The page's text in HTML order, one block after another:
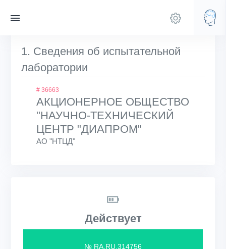
1. Сведения об испытательной
лаборатории
# 36663
АКЦИОНЕРНОЕ ОБЩЕСТВО
"НАУЧНО-ТЕХНИЧЕСКИЙ
ЦЕНТР "ДИАПРОМ"
АО "НТЦД"
Действует
№ RA.RU.314756